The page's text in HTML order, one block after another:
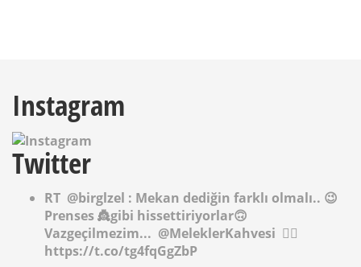
Instagram
Twitter
RT @birglzel : Mekan dediğin farklı olmalı.. 😉
Prenses 👸gibi hissettiriyorlar🙃
Vazgeçilmezim... @MeleklerKahvesi ✌🏻
https://t.co/tg4fqGgZbP